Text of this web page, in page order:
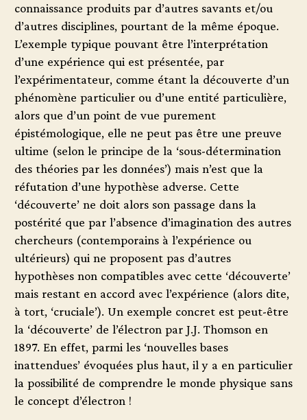
connaissance produits par d’autres savants et/ou
d’autres disciplines, pourtant de la même époque.
L’exemple typique pouvant être l’interprétation
d’une expérience qui est présentée, par
l’expérimentateur, comme étant la découverte d’un
phénomène particulier ou d’une entité particulière,
alors que d’un point de vue purement
épistémologique, elle ne peut pas être une preuve
ultime (selon le principe de la ‘sous-détermination
des théories par les données’) mais n’est que la
réfutation d’une hypothèse adverse. Cette
‘découverte’ ne doit alors son passage dans la
postérité que par l’absence d’imagination des autres
chercheurs (contemporains à l’expérience ou
ultérieurs) qui ne proposent pas d’autres
hypothèses non compatibles avec cette ‘découverte’
mais restant en accord avec l’expérience (alors dite,
à tort, ‘cruciale’). Un exemple concret est peut-être
la ‘découverte’ de l’électron par J.J. Thomson en
1897. En effet, parmi les ‘nouvelles bases
inattendues’ évoquées plus haut, il y a en particulier
la possibilité de comprendre le monde physique sans
le concept d’électron !